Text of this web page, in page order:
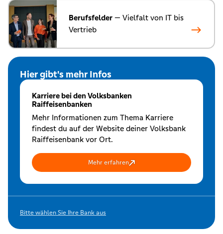
Berufsfelder — Vielfalt von IT bis
Vertrieb
Hier gibt's mehr Infos
Karriere bei den Volksbanken
Raiffeisenbanken
Mehr Informationen zum Thema Karriere
findest du auf der Website deiner Volksbank
Raiffeisenbank vor Ort.
Mehr erfahren
Bitte wählen Sie Ihre Bank aus